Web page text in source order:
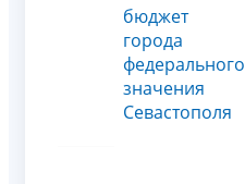
бюджет
города
федерального
значения
Севастополя